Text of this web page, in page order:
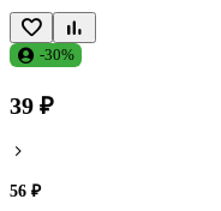
-30%
39 ₽
56 ₽